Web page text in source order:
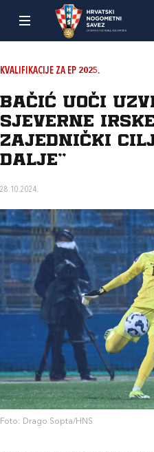
KVALIFIKACIJE ZA EP 2025.
Bačić uoči
Sjeverne
zajednički
dalje"
28.10.2024.
Foto: Drago Sopta/HNS